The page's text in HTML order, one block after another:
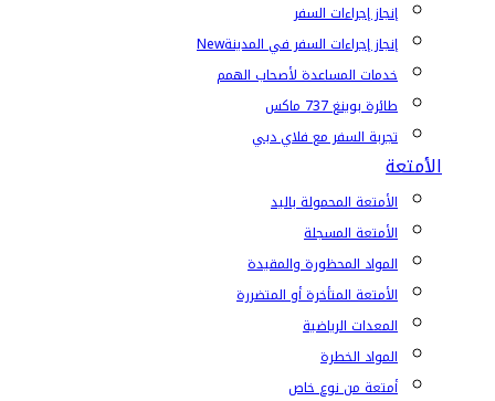
إنجاز إجراءات السفر
إنجاز إجراءات السفر في المدينةNew
خدمات المساعدة لأصحاب الهمم
طائرة بوينغ 737 ماكس
تجربة السفر مع فلاي دبي
الأمتعة
الأمتعة المحمولة باليد
الأمتعة المسجلة
المواد المحظورة والمقيدة
الأمتعة المتأخرة أو المتضررة
المعدات الرياضية
المواد الخطرة
أمتعة من نوع خاص